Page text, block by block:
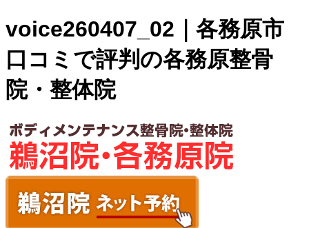
voice260407_02｜各務原市
口コミで評判の各務原整骨
院・整体院